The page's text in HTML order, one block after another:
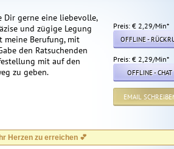
Dir gerne eine liebevolle,
und zügige Legung
meine Berufung, mit
den Ratsuchenden
mit auf den
zu geben.
Preis: € 2,29/Min*
OFFLINE -
Preis: € 2,29/Min*
OFFLINE - CHAT
EMAIL
Herzen zu erreichen 💕